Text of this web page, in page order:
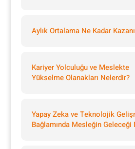
Aylık Ortalama Ne Kadar
Kariyer Yolculuğu ve Meslekte
Yükselme Olanakları Nelerdir?
Yapay Zeka ve Teknolojik
Bağlamında Mesleğin Geleceği